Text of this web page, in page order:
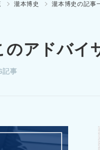
瀧本博史 瀧本博史の記事
のアドバイ
記事